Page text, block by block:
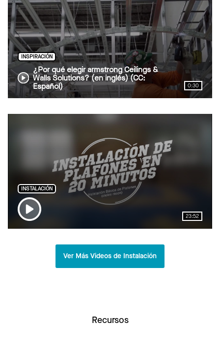
INSPIRACIÓN
¿Por qué elegir armstrong Ceilings &
Walls Solutions? (en inglés) (CC:
Español)
0:30
INSTALACIÓN
23:52
Ver Más Videos de Instalación
Recursos